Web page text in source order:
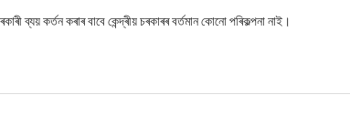
কৰ্তন কৰাৰ বাবে কেন্দ্ৰীয় চৰকাৰৰ বর্তমান কোনো পৰিকল্পনা নাই।